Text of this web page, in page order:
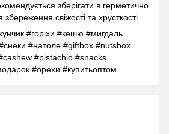
зберігати в герметично
збереження свіжості та хрусткості.
#горіхи #кешю #мигдаль
#натоле #giftbox #nutsbox
#pistachio #snacks
#орехи #купитьоптом